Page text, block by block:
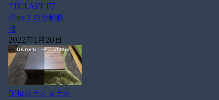
TECLAST F7
Plus 3 の分解修
理
2022年1月20日
昭和のナショナル